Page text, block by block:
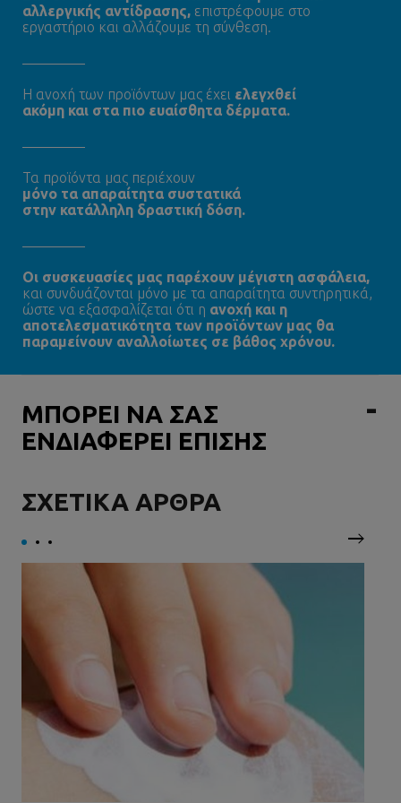
αλλεργικής αντίδρασης, επιστρέφουμε στο
εργαστήριο και αλλάζουμε τη σύνθεση.
Η ανοχή των προϊόντων μας έχει ελεγχθεί
ακόμη και στα πιο ευαίσθητα δέρματα.
Τα προϊόντα μας περιέχουν
μόνο τα απαραίτητα συστατικά
στην κατάλληλη δραστική δόση.
Oι συσκευασίες μας παρέχουν μέγιστη ασφάλεια,
και συνδυάζονται μόνο με τα απαραίτητα συντηρητικά,
ώστε να εξασφαλίζεται ότι η ανοχή και η
αποτελεσματικότητα των προϊόντων μας θα
παραμείνουν αναλλοίωτες σε βάθος χρόνου.
ΜΠΟΡΕΙ ΝΑ ΣΑΣ
ΕΝΔΙΑΦΕΡΕΙ ΕΠΙΣΗΣ
ΣΧΕΤΙΚΑ ΑΡΘΡΑ